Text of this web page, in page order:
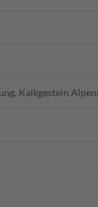
Kalkgestein